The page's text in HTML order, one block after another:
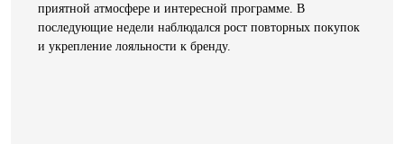
приятной атмосфере и интересной программе. В
последующие недели наблюдался рост повторных покупок
и укрепление лояльности к бренду.